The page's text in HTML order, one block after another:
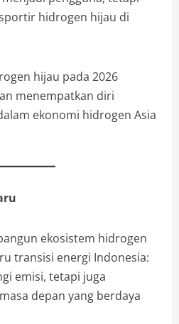
hidrogen hijau di
hijau pada 2026
menempatkan diri
ekonomi hidrogen Asia
ekosistem hidrogen
transisi energi Indonesia:
emisi, tetapi juga
depan yang berdaya